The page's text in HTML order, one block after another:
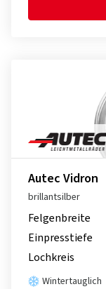
Autec Vidron
brillantsilber
Felgenbreite
Einpresstiefe
Lochkreis
Wintertauglich